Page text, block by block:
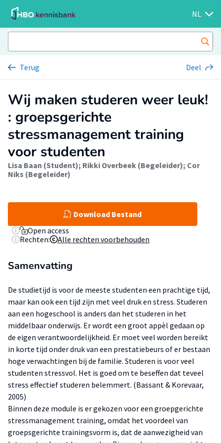
NL
Terug Deel
Wij maken studeren weer leuk!
: groepsgerichte
stressmanagement training
voor studenten
Lisa Baan (Student); Rikki Overbeek (Begeleider); Cor
Niks (Begeleider)
Download Bestand
Open access
Rechten:
Alle rechten voorbehouden
Samenvatting
De studietijd is voor de meeste studenten een prachtige tijd,
maar kan ook een tijd zijn met veel druk en stress. Studeren
aan een hogeschool is anders dan het studeren in het
middelbaar onderwijs. Er wordt een groot appèl gedaan op
de eigen verantwoordelijkheid. Er moet veel worden bereikt
in korte tijd onder druk van een prestatiebeurs of er bestaan
hoge verwachtingen bij de familie. Studeren is voor veel
studenten stressvol. Het is goed om te beseffen dat teveel
stress effectief studeren belemmert. (Bassant & Korevaar,
2005)
Binnen deze module is er gekozen voor een groepgerichte
stressmanagement training, omdat het voordeel van
groepsgerichte trainingsvorm is, dat de aanwezigheid van